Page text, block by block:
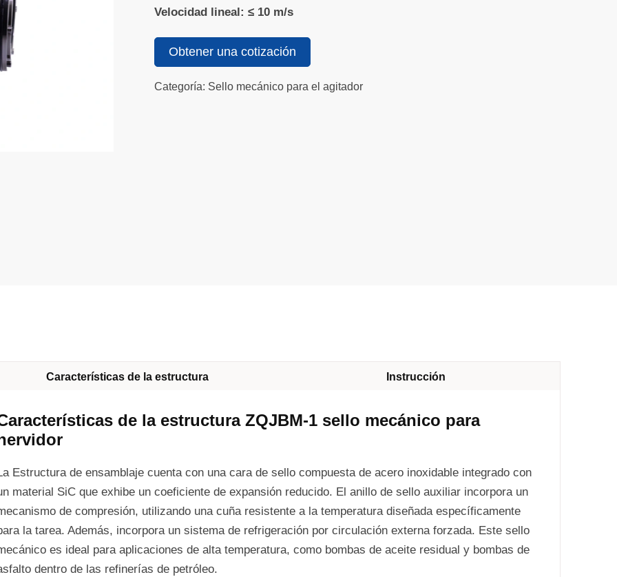
Velocidad lineal: ≤ 10 m/s
Obtener una cotización
Categoría: Sello mecánico para el agitador
Características de la estructura Instrucción
de la estructura ZQJBM-1 sello mecánico para
Estructura de ensamblaje cuenta con una cara de sello compuesta de acero inoxidable integrado con
material SiC que exhibe un coeficiente de expansión reducido. El anillo de sello auxiliar incorpora un
de compresión, utilizando una cuña resistente a la temperatura diseñada específicamente
la tarea. Además, incorpora un sistema de refrigeración por circulación externa forzada. Este sello
es ideal para aplicaciones de alta temperatura, como bombas de aceite residual y bombas de
dentro de las refinerías de petróleo.